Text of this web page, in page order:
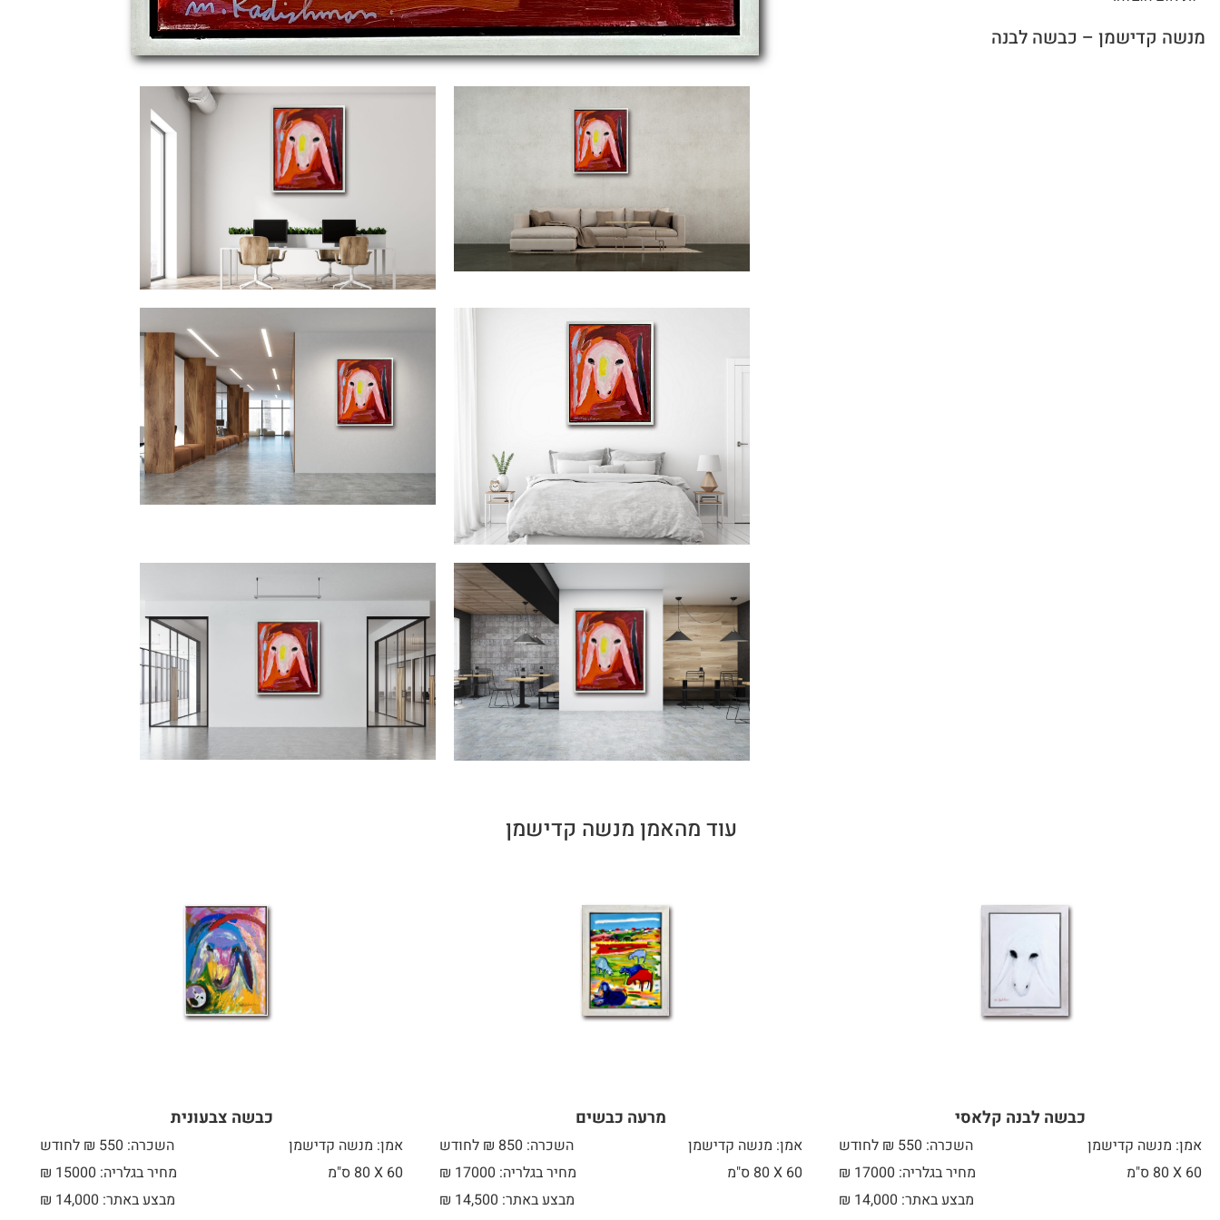
מנשה קדישמן – כבשה לבנה
עוד מהאמן מנשה קדישמן
כבשה לבנה קלאסי
אמן: מנשה קדישמן
השכרה: 550 ₪ לחודש
60 X
מחיר בגלריה: 17000 ₪
מבצע באתר:
₪ 14,000
מרעה כבשים
אמן: מנשה קדישמן
השכרה: 850 ₪ לחודש
60 X
מחיר בגלריה: 17000 ₪
מבצע באתר:
₪ 14,500
כבשה צבעונית
אמן: מנשה קדישמן
השכרה: 550 ₪ לחודש
60 X
מחיר בגלריה: 15000 ₪
מבצע באתר:
₪ 14,000